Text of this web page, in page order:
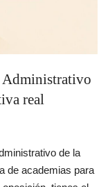
Administrativo
real
de la
de academias para